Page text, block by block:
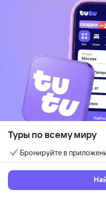
Туры в Великобританию
Туры в Германию
Туры в Грецию
Туры в Грузию
Туры в Доминикану
Туры в Египет
Туры в Индию
Туры в Индонезию
Туры в Иорданию
Туры в Испанию
Туры по всему миру
Бронируйте в